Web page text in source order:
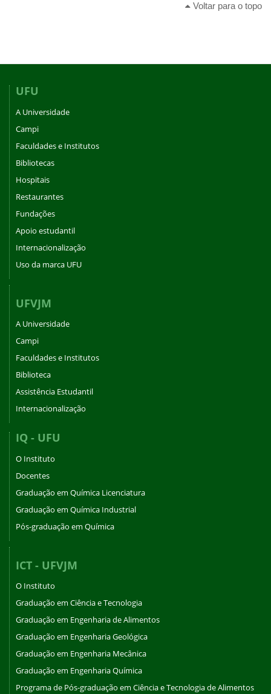
Voltar para o topo
UFU
A Universidade
Campi
Faculdades e Institutos
Bibliotecas
Hospitais
Restaurantes
Fundações
Apoio estudantil
Internacionalização
Uso da marca UFU
UFVJM
A Universidade
Campi
Faculdades e Institutos
Biblioteca
Assistência Estudantil
Internacionalização
IQ - UFU
O Instituto
Docentes
Graduação em Química Licenciatura
Graduação em Química Industrial
Pós-graduação em Química
ICT - UFVJM
O Instituto
Graduação em Ciência e Tecnologia
Graduação em Engenharia de Alimentos
Graduação em Engenharia Geológica
Graduação em Engenharia Mecânica
Graduação em Engenharia Química
Programa de Pós-graduação em Ciência e Tecnologia de Alimentos